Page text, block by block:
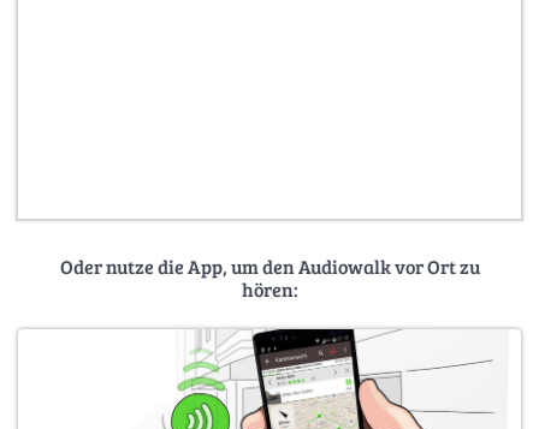
Oder nutze die App, um den Audiowalk vor Ort zu
hören: